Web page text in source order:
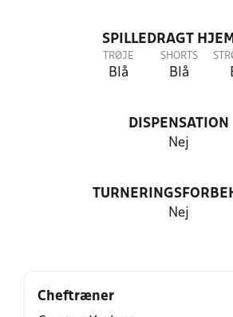
SPILLEDRAGT
TRØJE
Blå
SHORTS
Blå
DISPENSATION
Nej
Nej
Cheftræner